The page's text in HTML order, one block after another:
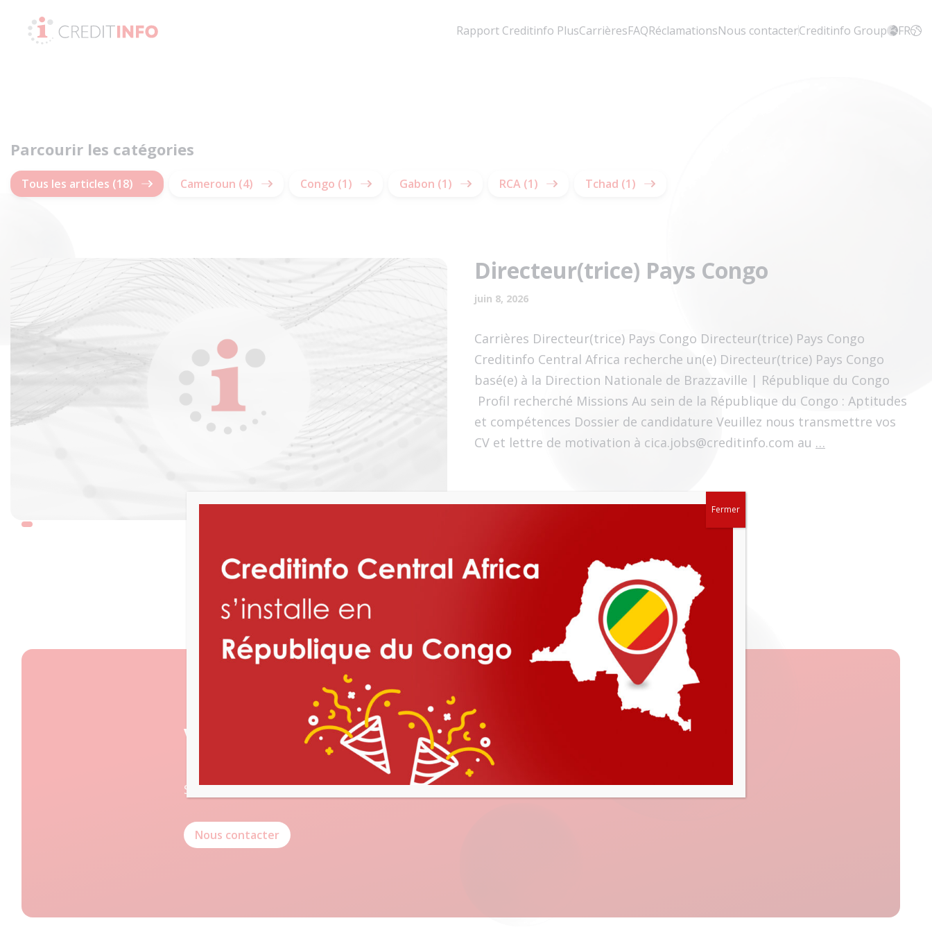
Rapport Creditinfo PlusCarrièresFAQRéclamationsNous contacterCreditinfo Group FR
Parcourir les catégories
Tous les articles (18) Cameroun (4) Congo (1) Gabon (1) RCA (1) Tchad (1)
Directeur(trice) Pays Congo
juin 8, 2026
Carrières Directeur(trice) Pays Congo Directeur(trice) Pays Congo
Creditinfo Central Africa recherche un(e) Directeur(trice) Pays Congo
basé(e) à la Direction Nationale de Brazzaville | République du Congo
Profil recherché Missions Au sein de la République du Congo : Aptitudes
et compétences Dossier de candidature Veuillez nous transmettre vos
CV et lettre de motivation à cica.jobs@creditinfo.com au …
Vous voulez en savoir plus ?
Si vous souhaitez en savoir plus sur nos produits, n'hésitez pas à nous contacter !
Nous contacter
Fermer